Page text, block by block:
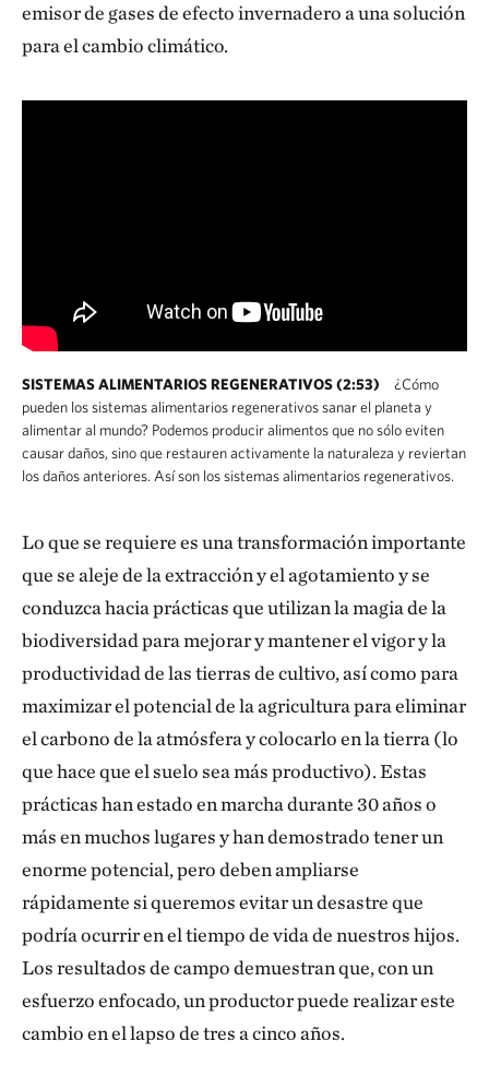
emisor de gases de efecto invernadero a una solución
para el cambio climático.
SISTEMAS ALIMENTARIOS REGENERATIVOS (2:53)
¿Cómo
pueden los sistemas alimentarios regenerativos sanar el planeta y
alimentar al mundo? Podemos producir alimentos que no sólo eviten
causar daños, sino que restauren activamente la naturaleza y reviertan
los daños anteriores. Así son los sistemas alimentarios regenerativos.
Lo que se requiere es una transformación importante
que se aleje de la extracción y el agotamiento y se
conduzca hacia prácticas que utilizan la magia de la
biodiversidad para mejorar y mantener el vigor y la
productividad de las tierras de cultivo, así como para
maximizar el potencial de la agricultura para eliminar
el carbono de la atmósfera y colocarlo en la tierra (lo
que hace que el suelo sea más productivo). Estas
prácticas han estado en marcha durante 30 años o
más en muchos lugares y han demostrado tener un
enorme potencial, pero deben ampliarse
rápidamente si queremos evitar un desastre que
podría ocurrir en el tiempo de vida de nuestros hijos.
Los resultados de campo demuestran que, con un
esfuerzo enfocado, un productor puede realizar este
cambio en el lapso de tres a cinco años.